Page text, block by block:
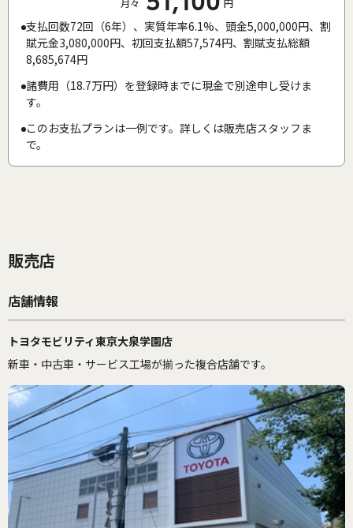
支払回数72回（6年）、実質年率6.1%、頭金5,000,000円、割
賦元金3,080,000円、初回支払額57,574円、割賦支払総額
8,685,674円
諸費用（18.7万円）を登録時までに現金で別途申し受けま
す。
このお支払プランは一例です。詳しくは販売店スタッフま
で。
販売店
店舗情報
トヨタモビリティ東京大泉学園店
新車・中古車・サービス工場が揃った複合店舗です。